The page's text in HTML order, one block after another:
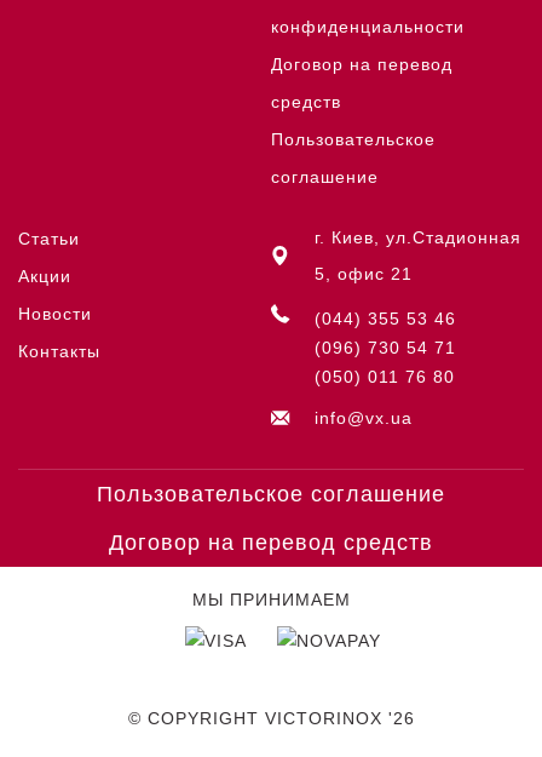
конфиденциальности
Договор на перевод
средств
Пользовательское
соглашение
Статьи
Акции
Новости
Контакты
г. Киев, ул.Стадионная
5, офис 21
(044) 355 53 46
(096) 730 54 71
(050) 011 76 80
info@vx.ua
Пользовательское соглашение
Договор на перевод средств
МЫ ПРИНИМАЕМ
© COPYRIGHT VICTORINOX '26